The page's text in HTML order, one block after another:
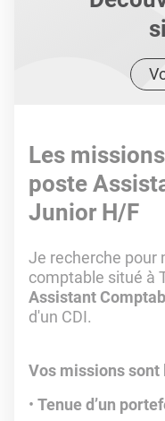
Les
poste
Junior H/F
Je recherche pour
comptable situé à
Assistant
d'un CDI.
Vos missions sont
Tenue d’un